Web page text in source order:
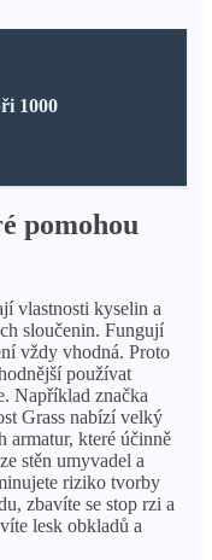
1000
pomohou
vlastnosti kyselin a
sloučenin. Fungují
vždy vhodná. Proto
používat
Například značka
Grass nabízí velký
armatur, které účinně
stěn umyvadel a
riziko tvorby
zbavíte se stop rzi a
lesk obkladů a